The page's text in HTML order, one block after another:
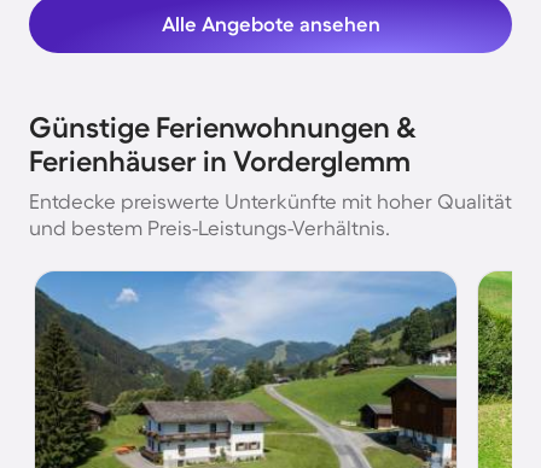
Alle Angebote ansehen
Günstige Ferienwohnungen &
Ferienhäuser in Vorderglemm
Entdecke preiswerte Unterkünfte mit hoher Qualität
und bestem Preis-Leistungs-Verhältnis.